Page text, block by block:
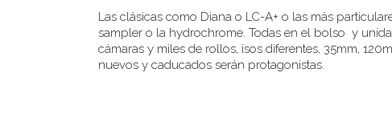
Las clásicas como Diana o LC-A+ o las más
sampler o la hydrochrome. Todas en el bolso y
cámaras y miles de rollos, isos diferentes, 35mm,
nuevos y caducados serán protagonistas.